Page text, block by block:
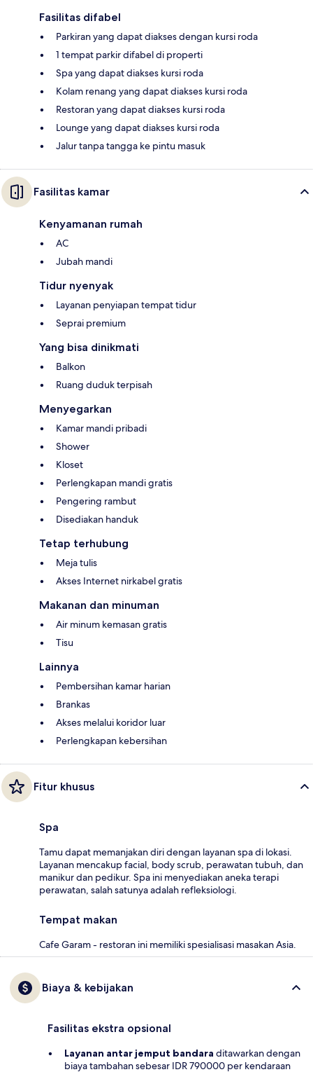
Fasilitas difabel
Parkiran yang dapat diakses dengan kursi roda
1 tempat parkir difabel di properti
Spa yang dapat diakses kursi roda
Kolam renang yang dapat diakses kursi roda
Restoran yang dapat diakses kursi roda
Lounge yang dapat diakses kursi roda
Jalur tanpa tangga ke pintu masuk
Fasilitas kamar
Kenyamanan rumah
AC
Jubah mandi
Tidur nyenyak
Layanan penyiapan tempat tidur
Seprai premium
Yang bisa dinikmati
Balkon
Ruang duduk terpisah
Menyegarkan
Kamar mandi pribadi
Shower
Kloset
Perlengkapan mandi gratis
Pengering rambut
Disediakan handuk
Tetap terhubung
Meja tulis
Akses Internet nirkabel gratis
Makanan dan minuman
Air minum kemasan gratis
Tisu
Lainnya
Pembersihan kamar harian
Brankas
Akses melalui koridor luar
Perlengkapan kebersihan
Fitur khusus
Spa
Tamu dapat memanjakan diri dengan layanan spa di lokasi.
Layanan mencakup facial, body scrub, perawatan tubuh, dan
manikur dan pedikur. Spa ini menyediakan aneka terapi
perawatan, salah satunya adalah refleksiologi.
Tempat makan
Cafe Garam - restoran ini memiliki spesialisasi masakan Asia.
Biaya & kebijakan
Fasilitas ekstra opsional
Layanan antar jemput bandara ditawarkan dengan
biaya tambahan sebesar IDR 790000 per kendaraan